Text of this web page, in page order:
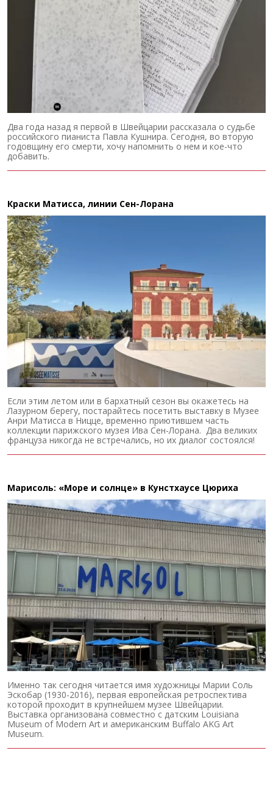
Два года назад я первой в Швейцарии рассказала о судьбе
российского пианиста Павла Кушнира. Сегодня, во вторую
годовщину его смерти, хочу напомнить о нем и кое-что
добавить.
Краски Матисса, линии Сен-Лорана
Если этим летом или в бархатный сезон вы окажетесь на
Лазурном берегу, постарайтесь посетить выставку в Музее
Анри Матисса в Ницце, временно приютившем часть
коллекции парижского музея Ива Сен-Лорана. Два великих
француза никогда не встречались, но их диалог состоялся!
Марисоль: «Море и солнце» в Кунстхаусе Цюриха
Именно так сегодня читается имя художницы Марии Соль
Эскобар (1930-2016), первая европейская ретроспектива
которой проходит в крупнейшем музее Швейцарии.
Выставка организована совместно с датским Louisiana
Museum of Modern Art и американским Buffalo AKG Art
Museum.